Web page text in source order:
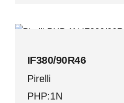
IF380/90R46
Pirelli
PHP:1N